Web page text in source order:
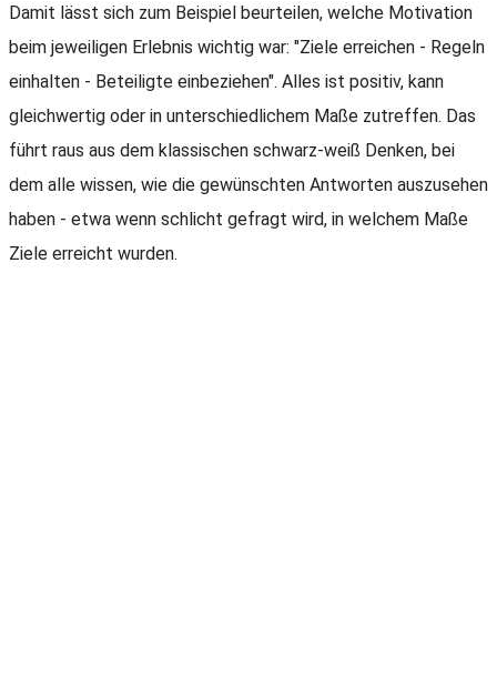
Damit lässt sich zum Beispiel beurteilen, welche Motivation
beim jeweiligen Erlebnis wichtig war: "Ziele erreichen - Regeln
einhalten - Beteiligte einbeziehen". Alles ist positiv, kann
gleichwertig oder in unterschiedlichem Maße zutreffen. Das
führt raus aus dem klassischen schwarz-weiß Denken, bei
dem alle wissen, wie die gewünschten Antworten auszusehen
haben - etwa wenn schlicht gefragt wird, in welchem Maße
Ziele erreicht wurden.